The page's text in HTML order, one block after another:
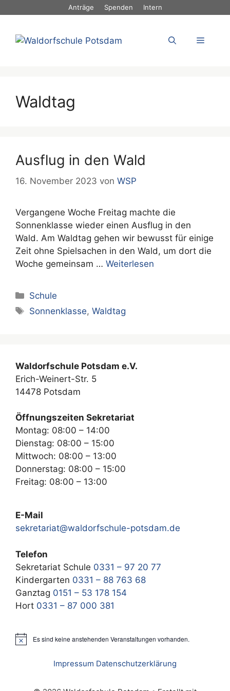
Anträge Spenden Intern
Menü
Waldtag
Ausflug in den Wald
16. November 2023 von WSP
Vergangene Woche Freitag machte die
Sonnenklasse wieder einen Ausflug in den
Wald. Am Waldtag gehen wir bewusst für einige
Zeit ohne Spielsachen in den Wald, um dort die
Woche gemeinsam … Weiterlesen
Kategorien
Schule
Schlagwörter
Sonnenklasse,Waldtag
Waldorfschule Potsdam e.V.
Erich-Weinert-Str. 5
14478 Potsdam
Öffnungszeiten Sekretariat
Montag: 08:00 – 14:00
Dienstag: 08:00 – 15:00
Mittwoch: 08:00 – 13:00
Donnerstag: 08:00 – 15:00
Freitag: 08:00 – 13:00
E-Mail
sekretariat@waldorfschule-potsdam.de
Telefon
Sekretariat Schule 0331 – 97 20 77
Kindergarten 0331 – 88 763 68
Ganztag 0151 – 53 178 154
Hort 0331 – 87 000 381
H
Es sind keine anstehenden Veranstaltungen vorhanden.
Impressum Datenschutzerklärung